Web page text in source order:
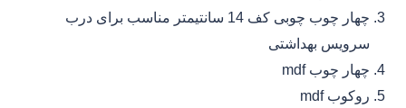
چهار چوب چوبی کف 14 سانتیمتر مناسب برای درب
سرویس بهداشتی
چهار چوب mdf
روکوب mdf